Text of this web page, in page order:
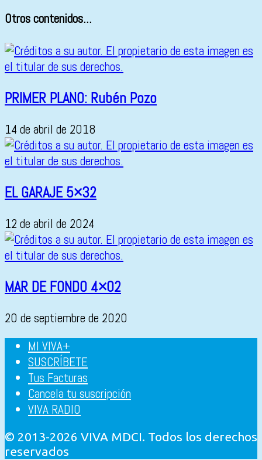
Otros contenidos...
PRIMER PLANO: Rubén Pozo
14 de abril de 2018
EL GARAJE 5×32
12 de abril de 2024
MAR DE FONDO 4×02
20 de septiembre de 2020
MI VIVA+
SUSCRÍBETE
Tus Facturas
Cancela tu suscripción
VIVA RADIO
© 2013-2026 VIVA MDCI. Todos los derechos
reservados